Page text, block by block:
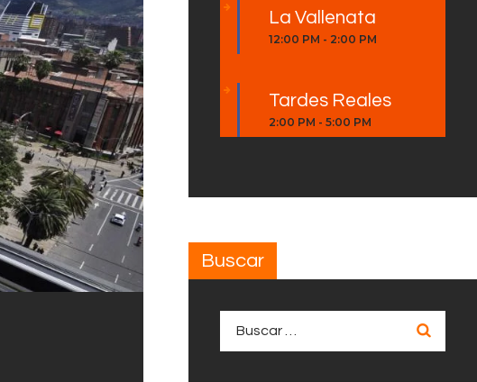
La Vallenata
12:00 PM - 2:00 PM
Tardes Reales
2:00 PM -5:00 PM
Buscar